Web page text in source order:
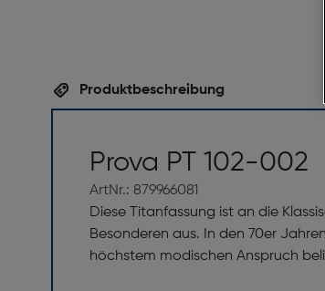
Produktbeschreibung
Prova PT 102-002
ArtNr.: 879966081
Diese Titanfassung ist an die
Besonderen aus. In den 70er
höchstem modischen Anspruch